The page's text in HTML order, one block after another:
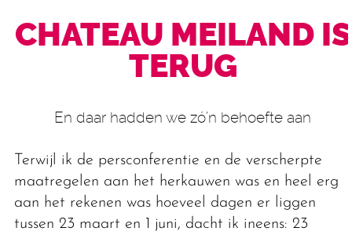
CHATEAU MEILAND IS
TERUG
En daar hadden we zó’n behoefte aan
Terwijl ik de persconferentie en de verscherpte
maatregelen aan het herkauwen was en heel erg
aan het rekenen was hoeveel dagen er liggen
tussen 23 maart en 1 juni, dacht ik ineens: 23